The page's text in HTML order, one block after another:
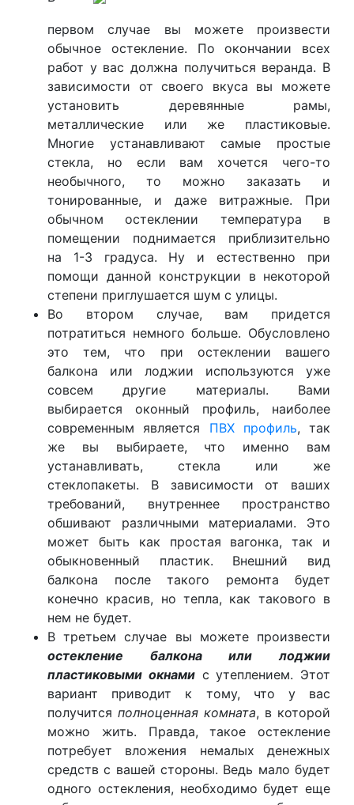
первом случае вы можете произвести
обычное остекление. По окончании всех
работ у вас должна получиться веранда. В
зависимости от своего вкуса вы можете
установить деревянные рамы,
металлические или же пластиковые.
Многие устанавливают самые простые
стекла, но если вам хочется чего-то
необычного, то можно заказать и
тонированные, и даже витражные. При
обычном остеклении температура в
помещении поднимается приблизительно
на 1-3 градуса. Ну и естественно при
помощи данной конструкции в некоторой
степени приглушается шум с улицы.
Во втором случае, вам придется
потратиться немного больше. Обусловлено
это тем, что при остеклении вашего
балкона или лоджии используются уже
совсем другие материалы. Вами
выбирается оконный профиль, наиболее
современным является ПВХ профиль, так
же вы выбираете, что именно вам
устанавливать, стекла или же
стеклопакеты. В зависимости от ваших
требований, внутреннее пространство
обшивают различными материалами. Это
может быть как простая вагонка, так и
обыкновенный пластик. Внешний вид
балкона после такого ремонта будет
конечно красив, но тепла, как такового в
нем не будет.
В третьем случае вы можете произвести
остекление балкона или лоджии
пластиковыми окнамис утеплением. Этот
вариант приводит к тому, что у вас
получится полноценная комната, в которой
можно жить. Правда, такое остекление
потребует вложения немалых денежных
средств с вашей стороны. Ведь мало будет
одного остекления, необходимо будет еще